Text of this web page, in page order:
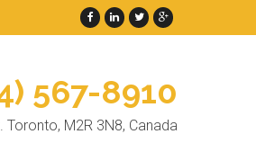
567-8910
Toronto, M2R 3N8, Canada